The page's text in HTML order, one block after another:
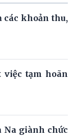
các khoản thu,
việc tạm hoãn
Na giành chức